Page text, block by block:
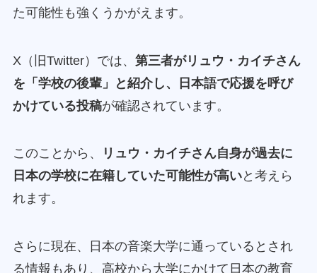
た可能性も強くうかがえます。
X（旧Twitter）では、 第三者がリュウ・カイチさん
を「学校の後輩」と紹介し、日本語で応援を呼び
かけている投稿が確認されています。
このことから、
リュウ・カイチさん自身が過去に
日本の学校に在籍していた可能性が高いと考えら
れます。
さらに現在、日本の音楽大学に通っているとされ
る情報もあり、高校から大学にかけて日本の教育